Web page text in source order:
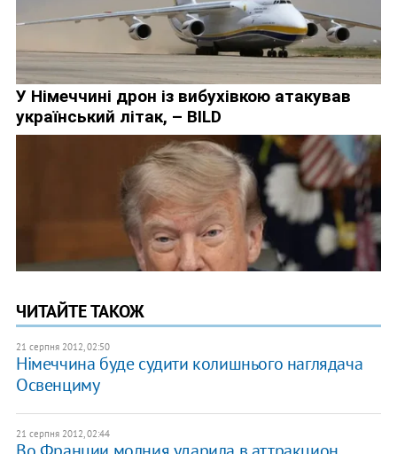
ЧИТАЙТЕ ТАКОЖ
21 серпня 2012, 02:50
Німеччина буде судити колишнього наглядача
Освенциму
21 серпня 2012, 02:44